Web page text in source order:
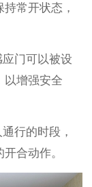
常开状态，
门可以被设
以增强安全
行的时段，
合动作。